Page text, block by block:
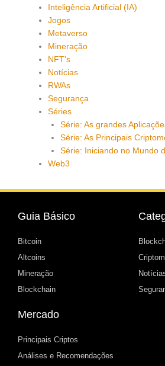
Inteligência Artificial (IA)
Jogos
Metaverso
Mineração
NFT's
Notícias
RWAs
Segurança
Séries
Série: As grandes
Série: As Principais
Série: Iniciando no Mundo
Web3
Guia Básico
Bitcoin
Altcoins
Mineração
Blockchain
Mercado
Principais Criptos
Análises e Recomendações